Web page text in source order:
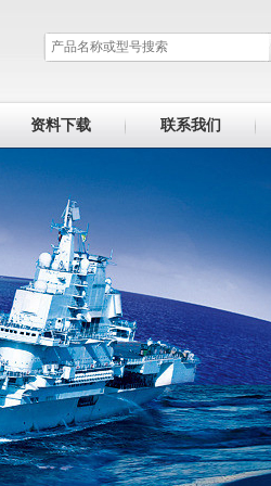
资料下载 联系我们